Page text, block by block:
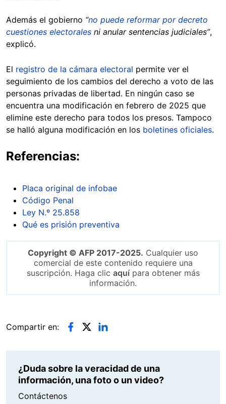
Además el gobierno “no puede reformar por decreto
cuestiones electorales ni anular sentencias judiciales”,
explicó.
El registro de la cámara electoral permite ver el
seguimiento de los cambios del derecho a voto de las
personas privadas de libertad. En ningún caso se
encuentra una modificación en febrero de 2025 que
elimine este derecho para todos los presos. Tampoco
se halló alguna modificación en los boletines oficiales.
Referencias:
Placa original de infobae
Código Penal
Ley N.º 25.858
Qué es prisión preventiva
Copyright © AFP 2017-2025. Cualquier uso
comercial de este contenido requiere una
suscripción. Haga clic aquípara obtener más
información.
Compartir en:
¿Duda sobre la veracidad de una
información, una foto o un video?
Contáctenos